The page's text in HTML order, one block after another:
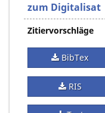
zum Digitalisat
Zitiervorschläge
BibTex
RIS